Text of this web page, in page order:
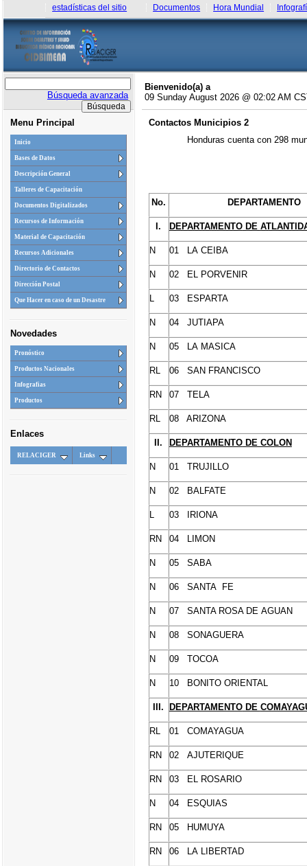
estadísticas del sitio Documentos Hora Mundial
Búsqueda avanzada
Menu Principal
Inicio
Bases de Datos
Descripción General
Talleres de Capacitación
Documentos Digitalizados
Recursos de Información
Material de Capacitación
Recursos Adicionales
Directorio de Contactos
Dirección Postal
Que Hacer en caso de un Desastre
Novedades
Pronóstico
Productos Nacionales
Infografias
Productos
Enlaces
RELACIGER Links
Bienvenido(a) a
09 Sunday August 2026 @ 02:02 AM
Contactos Municipios 2
Honduras cuentacon 298
No. DEPARTAMENTO
I. DEPARTAMENTODE
N 01 LA CEIBA
N 02 EL PORVENIR
L 03 ESPARTA
N 04 JUTIAPA
N 05 LA MASICA
RL 06 SAN FRANCISCO
RN 07 TELA
RL 08 ARIZONA
II. DEPARTAMENTODE COLON
N 01 TRUJILLO
N 02 BALFATE
L 03 IRIONA
RN 04 LIMON
N 05 SABA
N 06 SANTA FE
N 07 SANTA ROSA DE AGUAN
N 08 SONAGUERA
N 09 TOCOA
N 10 BONITO ORIENTAL
III. DEPARTAMENTODE
RL 01 COMAYAGUA
RN 02 AJUTERIQUE
RN 03 EL ROSARIO
N 04 ESQUIAS
RN 05 HUMUYA
RN 06 LA LIBERTAD